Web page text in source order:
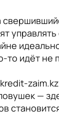
то идёт не
—